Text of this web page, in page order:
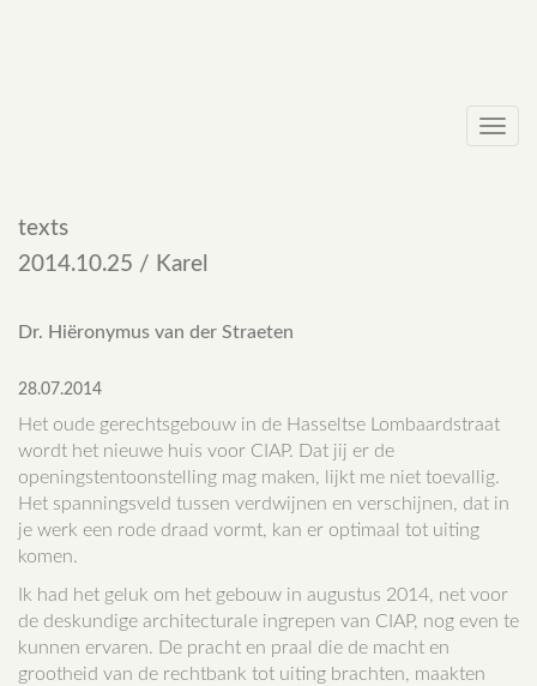
texts
2014.10.25 / Karel
Dr. Hiëronymus van der Straeten
28.07.2014
Het oude gerechtsgebouw in de Hasseltse Lombaardstraat
wordt het nieuwe huis voor CIAP. Dat jij er de
openingstentoonstelling mag maken, lijkt me niet toevallig.
Het spanningsveld tussen verdwijnen en verschijnen, dat in
je werk een rode draad vormt, kan er optimaal tot uiting
komen.
Ik had het geluk om het gebouw in augustus 2014, net voor
de deskundige architecturale ingrepen van CIAP, nog even te
kunnen ervaren. De pracht en praal die de macht en
grootheid van de rechtbank tot uiting brachten, maakten